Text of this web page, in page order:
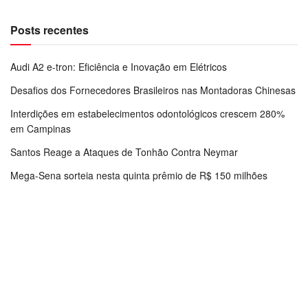
Posts recentes
Audi A2 e-tron: Eficiência e Inovação em Elétricos
Desafios dos Fornecedores Brasileiros nas Montadoras Chinesas
Interdições em estabelecimentos odontológicos crescem 280%
em Campinas
Santos Reage a Ataques de Tonhão Contra Neymar
Mega-Sena sorteia nesta quinta prêmio de R$ 150 milhões